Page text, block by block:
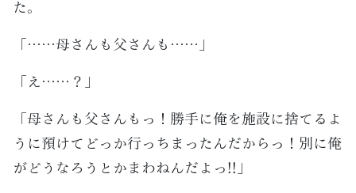
た。
「……母さんも父さんも……」
「え……？」
「母さんも父さんもっ！勝手に俺を施設に捨てるよ
うに預けてどっか行っちまったんだからっ！別に俺
がどうなろうとかまわねんだよっ!!」